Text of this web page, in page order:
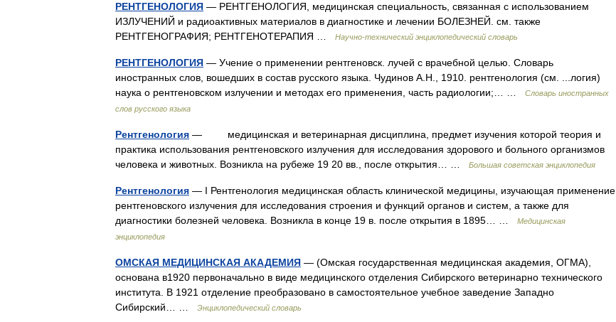
РЕНТГЕНОЛОГИЯ — РЕНТГЕНОЛОГИЯ, медицинская специальность, связанная с использованием
ИЗЛУЧЕНИЙ и радиоактивных материалов в диагностике и лечении БОЛЕЗНЕЙ. см. также
РЕНТГЕНОГРАФИЯ; РЕНТГЕНОТЕРАПИЯ …
Научно-технический энциклопедический словарь
РЕНТГЕНОЛОГИЯ — Учение о применении рентгеновск. лучей с врачебной целью. Словарь
иностранных слов, вошедших в состав русского языка. Чудинов А.Н., 1910. рентгенология (см. ...логия)
наука о рентгеновском излучении и методах его применения, часть радиологии;… …
Словарь иностранных
слов русского языка
Рентгенология — медицинская и ветеринарная дисциплина, предмет изучения которой теория и
практика использования рентгеновского излучения для исследования здорового и больного организмов
человека и животных. Возникла на рубеже 19 20 вв., после открытия… …
Большая советская энциклопедия
Рентгенология — I Рентгенология медицинская область клинической медицины, изучающая применение
рентгеновского излучения для исследования строения и функций органов и систем, а также для
диагностики болезней человека. Возникла в конце 19 в. после открытия в 1895… …
Медицинская
энциклопедия
ОМСКАЯ МЕДИЦИНСКАЯ АКАДЕМИЯ — (Омская государственная медицинская академия, ОГМА),
основана в1920 первоначально в виде медицинского отделения Сибирского ветеринарно технического
института. В 1921 отделение преобразовано в самостоятельное учебное заведение Западно
Сибирский… …
Энциклопедический словарь